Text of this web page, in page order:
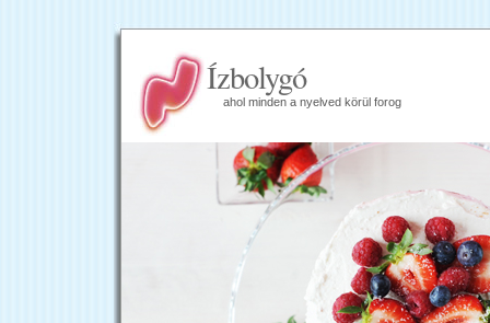
Ízbolygó
ahol minden a nyelved körül forog